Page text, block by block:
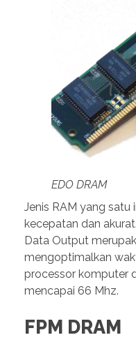
EDO DRAM
Jenis RAM yang satu
kecepatan dan akurat.
Data Output
mengoptimalkan
processor komputer
mencapai 66 Mhz.
FPM DRAM